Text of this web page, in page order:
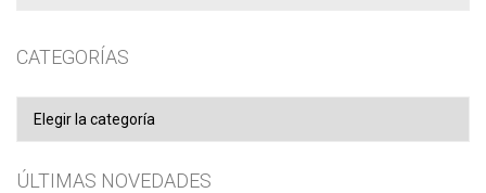
CATEGORÍAS
ÚLTIMAS NOVEDADES